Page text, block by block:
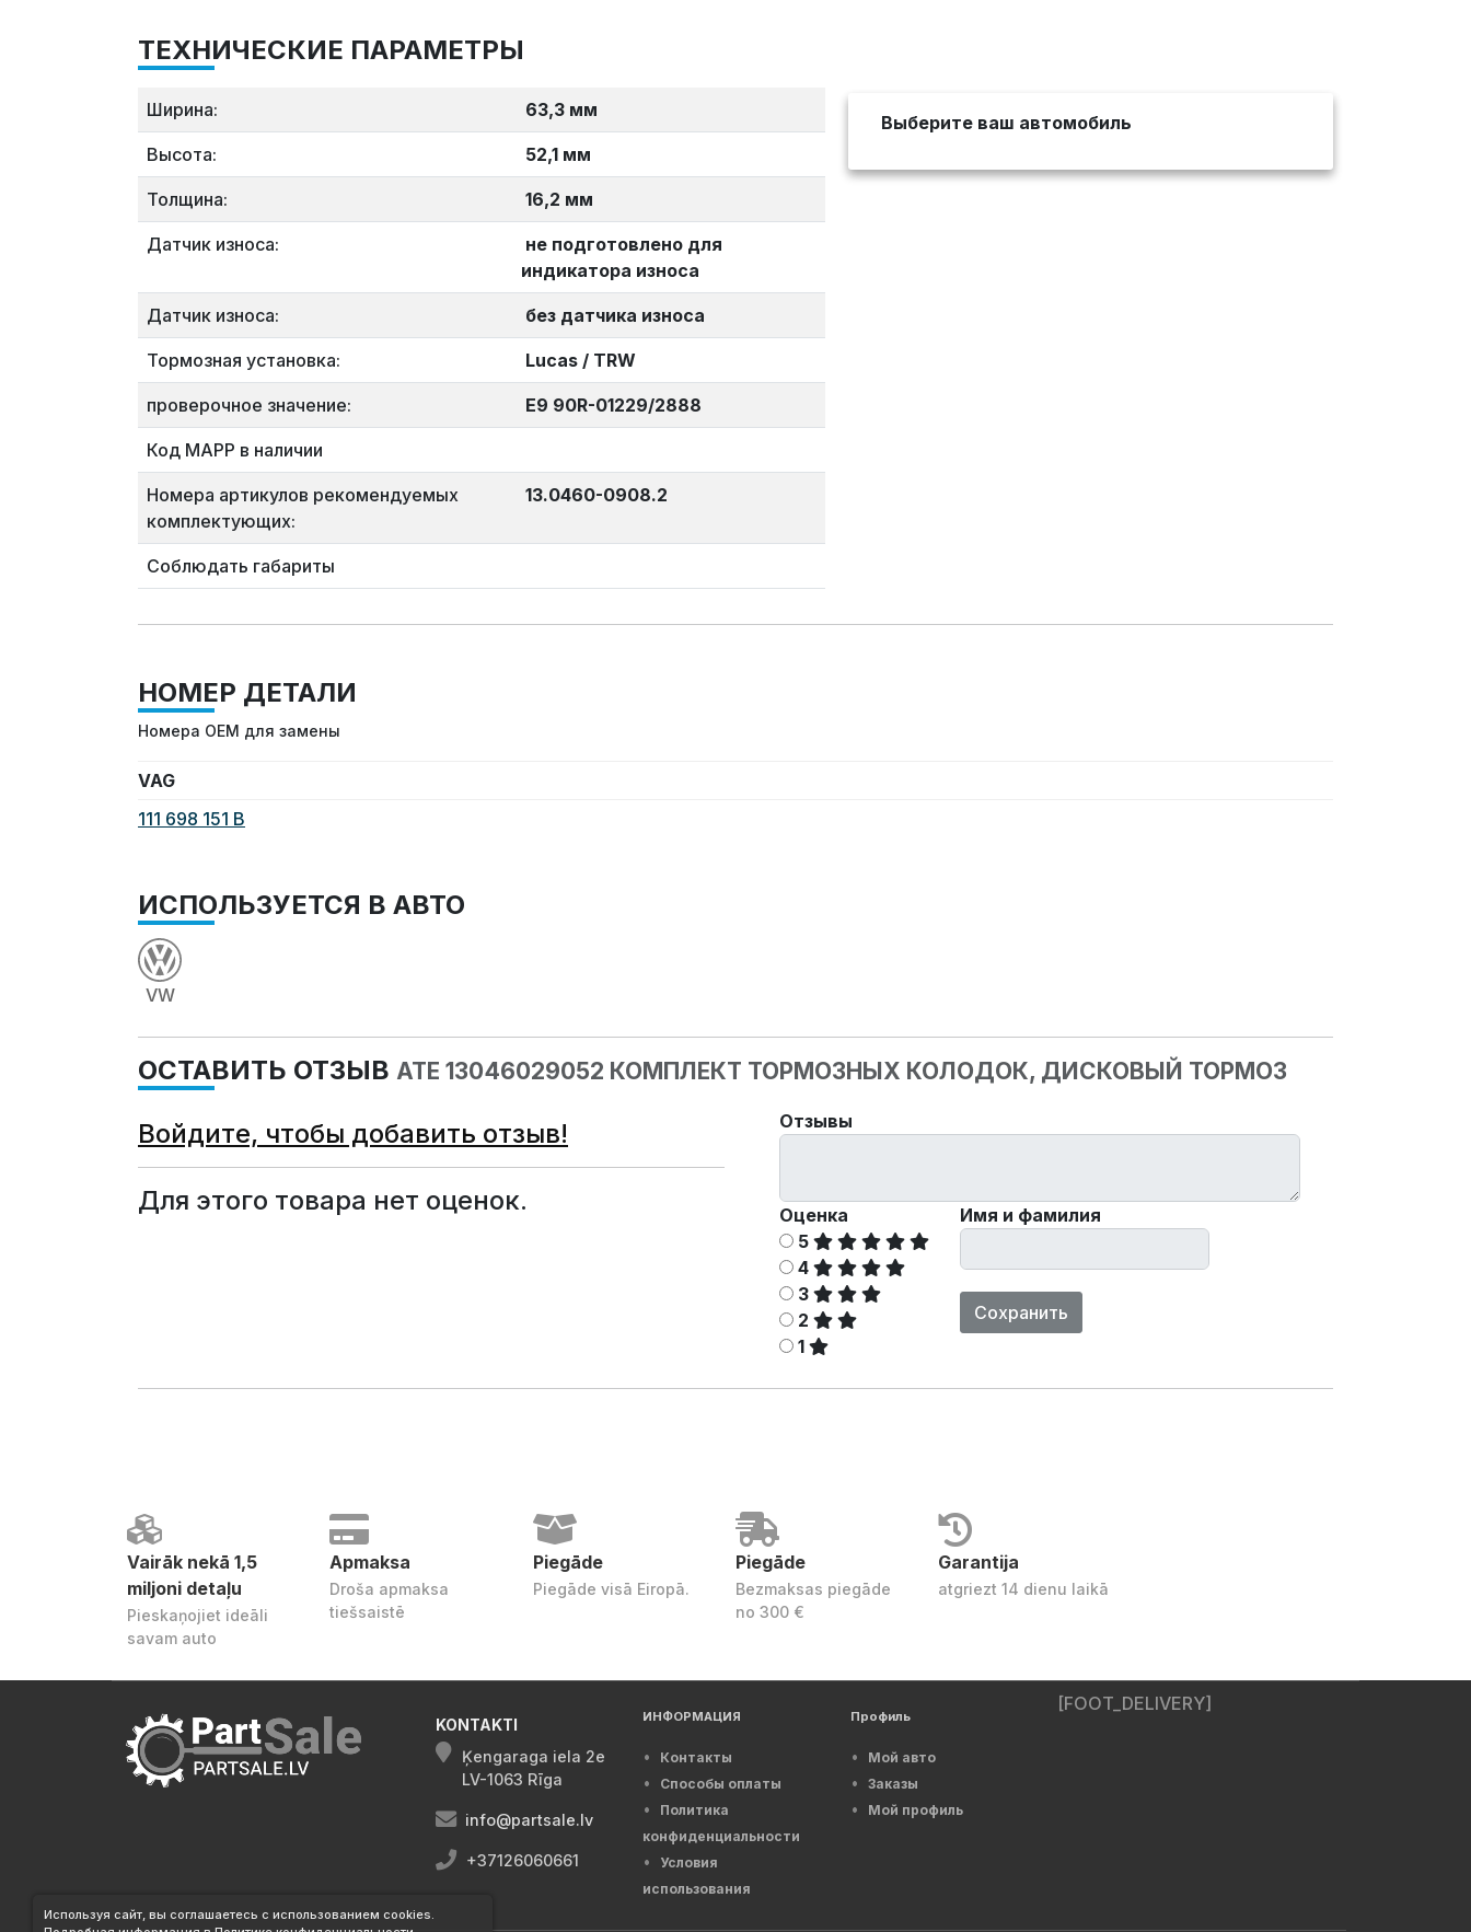
ТЕХНИЧЕСКИЕ ПАРАМЕТРЫ
Ширина: 63,3 мм
Высота: 52,1 мм
Толщина: 16,2 мм
Датчик износа:
не подготовлено для
индикатора износа
Датчик износа: без датчика износа
Тормозная установка: Lucas / TRW
проверочное значение: E9 90R-01229/2888
Код MAPP в наличии
Номера артикулов рекомендуемых
комплектующих:
13.0460-0908.2
Соблюдать габариты
Выберите ваш автомобиль
НОМЕР ДЕТАЛИ
Номера OEM для замены
VAG
111 698 151 B
ИСПОЛЬЗУЕТСЯ В АВТО
VW
ОСТАВИТЬ ОТЗЫВ ATE 13046029052 КОМПЛЕКТ ТОРМОЗНЫХ КОЛОДОК, ДИСКОВЫЙ ТОРМОЗ
Войдите, чтобы добавить отзыв!
Для этого товара нет оценок.
Отзывы
Оценка
5
4
3
2
1
Имя и фамилия
Сохранить
Vairāk nekā 1,5
miljoni detaļu
Pieskaņojiet ideāli
savam auto
Apmaksa
Droša apmaksa
tiešsaistē
Piegāde
Piegāde visā Eiropā.
Piegāde
Bezmaksas piegāde
no 300 €
Garantija
atgriezt 14 dienu laikā
KONTAKTI
Ķengaraga iela 2e
LV-1063 Rīga
info@partsale.lv
+37126060661
ИНФОРМАЦИЯ
Контакты
Способы оплаты
Политика
конфиденциальности
Условия
использования
Профиль
Мой авто
Заказы
Мой профиль
[FOOT_DELIVERY]
Используя сайт, вы соглашаетесь с использованием cookies.